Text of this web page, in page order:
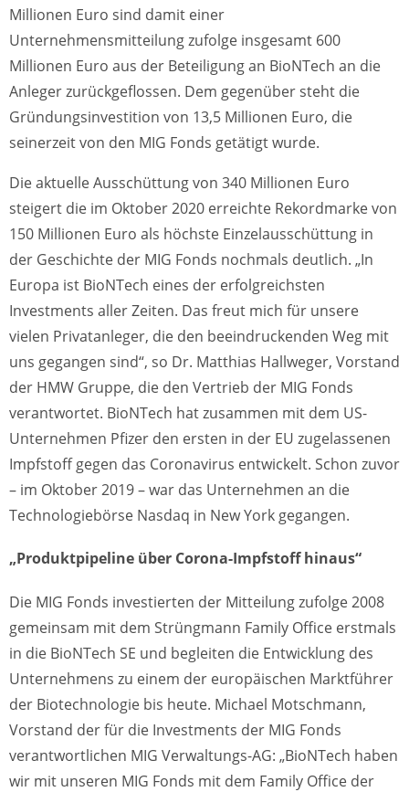
Millionen Euro sind damit einer
Unternehmensmitteilung zufolge insgesamt 600
Millionen Euro aus der Beteiligung an BioNTech an die
Anleger zurückgeflossen. Dem gegenüber steht die
Gründungsinvestition von 13,5 Millionen Euro, die
seinerzeit von den MIG Fonds getätigt wurde.
Die aktuelle Ausschüttung von 340 Millionen Euro
steigert die im Oktober 2020 erreichte Rekordmarke von
150 Millionen Euro als höchste Einzelausschüttung in
der Geschichte der MIG Fonds nochmals deutlich. „In
Europa ist BioNTech eines der erfolgreichsten
Investments aller Zeiten. Das freut mich für unsere
vielen Privatanleger, die den beeindruckenden Weg mit
uns gegangen sind“, so Dr. Matthias Hallweger, Vorstand
der HMW Gruppe, die den Vertrieb der MIG Fonds
verantwortet. BioNTech hat zusammen mit dem US-
Unternehmen Pfizer den ersten in der EU zugelassenen
Impfstoff gegen das Coronavirus entwickelt. Schon zuvor
– im Oktober 2019 – war das Unternehmen an die
Technologiebörse Nasdaq in New York gegangen.
„Produktpipeline über Corona-Impfstoff hinaus“
Die MIG Fonds investierten der Mitteilung zufolge 2008
gemeinsam mit dem Strüngmann Family Office erstmals
in die BioNTech SE und begleiten die Entwicklung des
Unternehmens zu einem der europäischen Marktführer
der Biotechnologie bis heute. Michael Motschmann,
Vorstand der für die Investments der MIG Fonds
verantwortlichen MIG Verwaltungs-AG: „BioNTech haben
wir mit unseren MIG Fonds mit dem Family Office der